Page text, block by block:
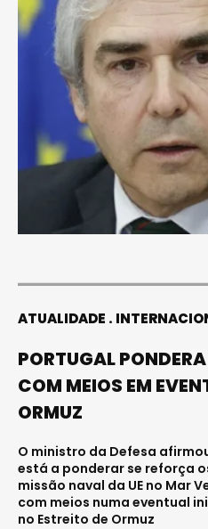
ATUALIDADE
PORTUGAL
COM MEIOS EM
ORMUZ
O ministro da Defesa
está a ponderar se reforça
missão naval da UE no Mar
com meios numa eventual
no Estreito de Ormuz